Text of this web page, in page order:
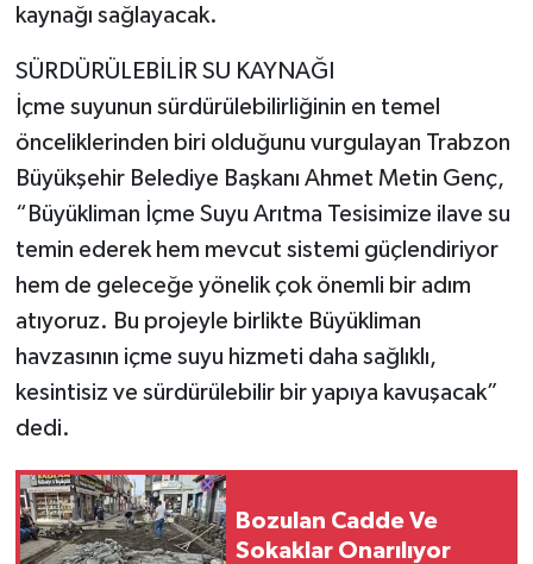
kaynağı sağlayacak.
SÜRDÜRÜLEBİLİR SU KAYNAĞI
İçme suyunun sürdürülebilirliğinin en temel
önceliklerinden biri olduğunu vurgulayan Trabzon
Büyükşehir Belediye Başkanı Ahmet Metin Genç,
“Büyükliman İçme Suyu Arıtma Tesisimize ilave su
temin ederek hem mevcut sistemi güçlendiriyor
hem de geleceğe yönelik çok önemli bir adım
atıyoruz. Bu projeyle birlikte Büyükliman
havzasının içme suyu hizmeti daha sağlıklı,
kesintisiz ve sürdürülebilir bir yapıya kavuşacak”
dedi.
Bozulan Cadde Ve
Sokaklar Onarılıyor